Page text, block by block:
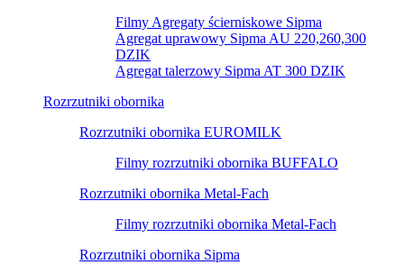
Filmy Agregaty ścierniskowe Sipma
Agregat uprawowy Sipma AU 220,260,300
DZIK
Agregat talerzowy Sipma AT 300 DZIK
Rozrzutniki obornika
Rozrzutniki obornika EUROMILK
Filmy rozrzutniki obornika BUFFALO
Rozrzutniki obornika Metal-Fach
Filmy rozrzutniki obornika Metal-Fach
Rozrzutniki obornika Sipma